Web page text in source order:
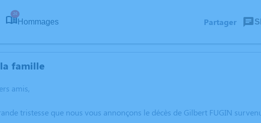
24
Hommages Partager
famille
amis,
tristesse que nous vous annonçons le décès de Gilbert FUGIN